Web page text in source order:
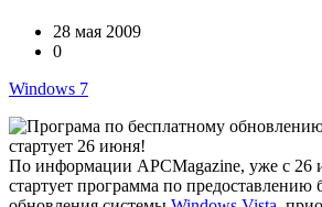
28 мая 2009
0
Windows 7
По информации APCMagazine, уже с 26
стартует программа по предоставлению